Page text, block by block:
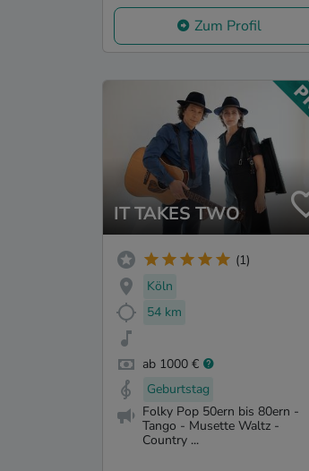
Zum Profil
IT TAKES TWO
(1)
Köln
54 km
ab 1000 €
Geburtstag
Folky Pop 50ern bis 80ern -
Tango - Musette Waltz -
Country ...